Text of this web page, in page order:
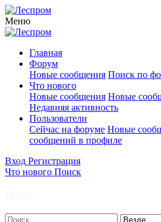
Меню
Главная
Форум
Новые сообщения Поиск по
Что нового
Новые сообщения Новые
Недавняя активность
Пользователи
Сейчас на форуме Новые
сообщений в профиле
Вход Регистрация
Что нового Поиск